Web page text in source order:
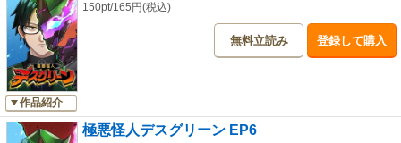
作品紹介
150pt/165円(税込)
無料立読み 登録して購入
極悪怪人デスグリーン EP6